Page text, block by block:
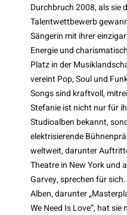
Durchbruch 2008, als sie
Talentwettbewerb
Sängerin mit ihrer
Energie und
Platz in der
vereint Pop, Soul und
Songs sind kraftvoll,
Stefanie ist nicht nur für
Studioalben bekannt,
elektrisierende
weltweit, darunter
Theatre in New York und
Garvey, sprechen für
Alben, darunter
We Need Is Love“, hat